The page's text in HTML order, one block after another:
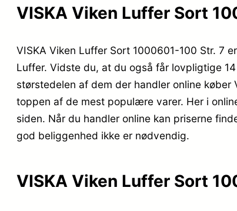
VISKA Viken Luffer Sort
VISKA Viken Luffer Sort 1000601-100 Str. 7
Luffer. Vidste du, at du også får lovpligtige
størstedelen af dem der handler online
toppen af de mest populære varer. Her i
siden. Når du handler online kan priserne
god beliggenhed ikke er nødvendig.
VISKA Viken Luffer Sort